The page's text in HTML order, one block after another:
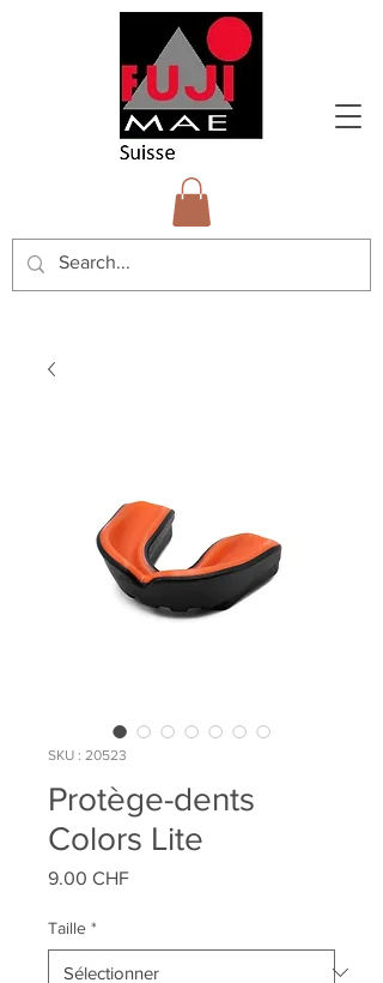
SKU : 20523
Protège-dents
Colors Lite
9.00 CHFPrix
Taille *